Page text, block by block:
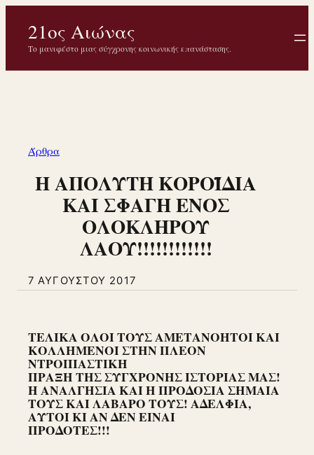
περιεχόμενο
21ος Αιώνας
Το μανιφέστο μιας σύγχρονης κοινωνικής επανάστασης.
Άρθρα
Η ΑΠΟΛΥΤΗ ΚΟΡΟΪΔΙΑ
ΚΑΙ ΣΦΑΓΗ ΕΝΟΣ
ΟΛΟΚΛΗΡΟΥ
ΛΑΟΥ!!!!!!!!!!!!
7 ΑΥΓΟΎΣΤΟΥ 2017
ΤΕΛΙΚΑ ΟΛΟΙ ΤΟΥΣ ΑΜΕΤΑΝΟΗΤΟΙ ΚΑΙ
ΚΟΛΛΗΜΕΝΟΙ ΣΤΗΝ ΠΛΕΟΝ
ΝΤΡΟΠΙΑΣΤΙΚΗ
ΠΡΑΞΗ ΤΗΣ ΣΥΓΧΡΟΝΗΣ ΙΣΤΟΡΙΑΣ ΜΑΣ!
Η ΑΝΑΛΓΗΣΙΑ ΚΑΙ Η ΠΡΟΔΟΣΙΑ ΣΗΜΑΙΑ
ΤΟΥΣ ΚΑΙ ΛΑΒΑΡΟ ΤΟΥΣ! ΑΔΕΛΦΙΑ,
ΑΥΤΟΙ ΚΙ ΑΝ ΔΕΝ ΕΙΝΑΙ
ΠΡΟΔΟΤΕΣ!!!